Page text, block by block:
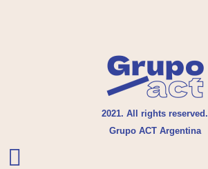
2021. All rights reserved.
Grupo ACT Argentina